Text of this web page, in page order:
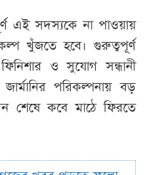
এই সদস্যকে না পাওয়ায়
খুঁজতে হবে। গুরুত্বপূর্ণ
ও সুযোগ সন্ধানী
পরিকল্পনায় বড়
শেষে কবে মাঠে ফিরতে